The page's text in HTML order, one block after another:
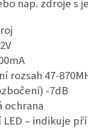
nap. zdroje s
rozsah 47-
-7dB
ochrana
LED – indikuje